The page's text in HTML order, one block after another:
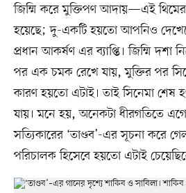
জিম্মি করে মুক্তিপণ আদায়—এই
হয়েছে; দু-একটি হয়তো আপনিও
প্রধান আকর্ষণ এর ব্যাপ্তি। জিম্মি দশা
পর এক চমক রেখে যায়, মুক্তির পর
কারণ হয়তো এটাই। তাই সিনেমা শেষ
যায়। মনে হয়, অনেকটা ধীরগতিতে
সত্যিকারের ‘তাণ্ডব’-এর সূচনা করে
পরিচালক হিসেবে হয়তো এটাই